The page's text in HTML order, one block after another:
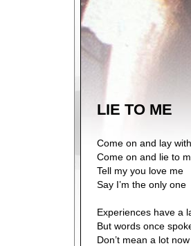
LIE TO ME
Come on and lay
Come on and lie to
Tell my you love me
Say I’m the only one
Experiences have a
But words once
Don’t mean a lot now